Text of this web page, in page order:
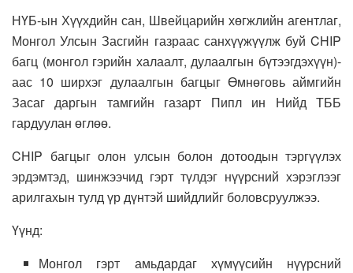
НҮБ-ын Хүүхдийн сан, Швейцарийн хөгжлийн агентлаг,
Монгол Улсын Засгийн газраас санхүүжүүлж буй CHIP
багц (монгол гэрийн халаалт, дулаалгын бүтээгдэхүүн)-
аас 10 ширхэг дулаалгын багцыг Өмнөговь аймгийн
Засаг даргын тамгийн газарт Пипл ин Нийд ТББ
гардуулан өглөө.
CHIP багцыг олон улсын болон дотоодын тэргүүлэх
эрдэмтэд, шинжээчид гэрт түлдэг нүүрсний хэрэглээг
арилгахын тулд үр дүнтэй шийдлийг боловсруулжээ.
Үүнд:
Монгол гэрт амьдардаг хүмүүсийн нүүрсний